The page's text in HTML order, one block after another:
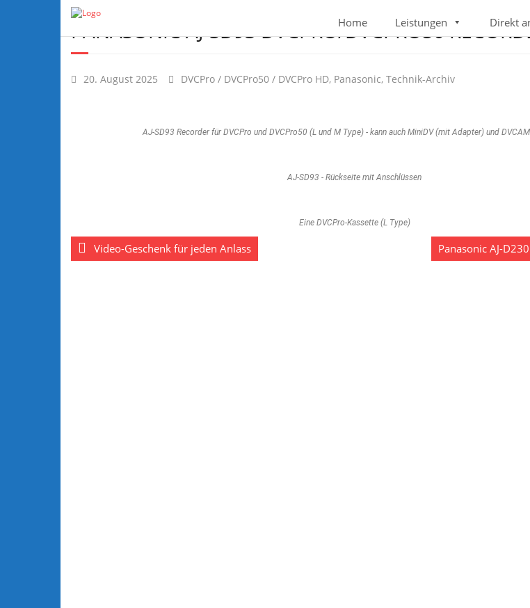
Home Leistungen Direkt
PANASONIC AJ-SD93 DVCPRO/DVCPRO50
20. August 2025 DVCPro / DVCPro50 / DVCPro HD, Panasonic, Technik-Archiv
AJ-SD93 Recorder für DVCPro und DVCPro50 (L und M Type) - kann auch MiniDV (mit Adapter) und
AJ-SD93 - Rückseite mit Anschlüssen
Eine DVCPro-Kassette (L Type)
Video-Geschenk für jeden Anlass Panasonic AJ-